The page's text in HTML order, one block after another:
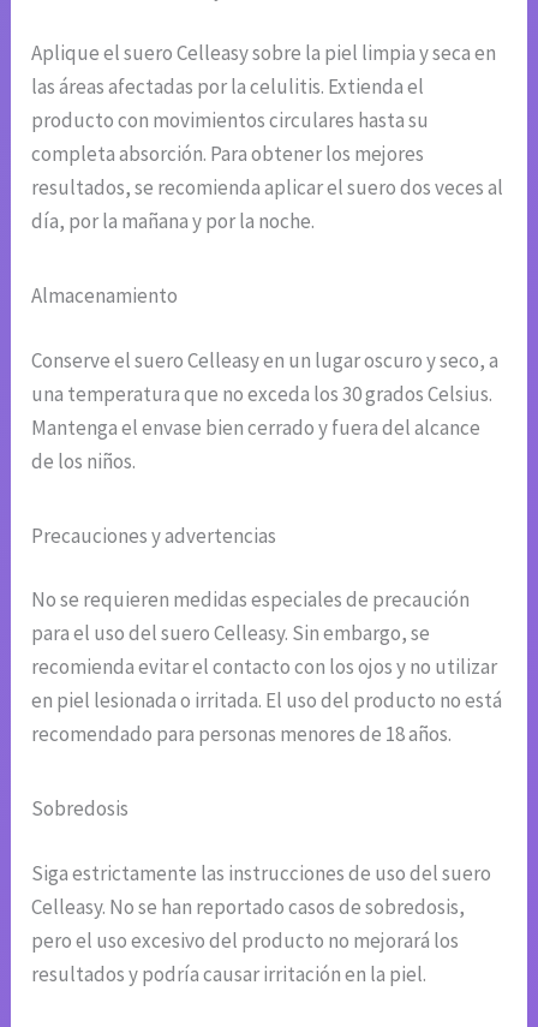
Aplique el suero Celleasy sobre la piel limpia y seca en
las áreas afectadas por la celulitis. Extienda el
producto con movimientos circulares hasta su
completa absorción. Para obtener los mejores
resultados, se recomienda aplicar el suero dos veces al
día, por la mañana y por la noche.
Almacenamiento
Conserve el suero Celleasy en un lugar oscuro y seco, a
una temperatura que no exceda los 30 grados Celsius.
Mantenga el envase bien cerrado y fuera del alcance
de los niños.
Precauciones y advertencias
No se requieren medidas especiales de precaución
para el uso del suero Celleasy. Sin embargo, se
recomienda evitar el contacto con los ojos y no utilizar
en piel lesionada o irritada. El uso del producto no está
recomendado para personas menores de 18 años.
Sobredosis
Siga estrictamente las instrucciones de uso del suero
Celleasy. No se han reportado casos de sobredosis,
pero el uso excesivo del producto no mejorará los
resultados y podría causar irritación en la piel.